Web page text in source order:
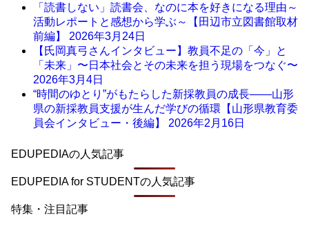
「読書しない」読書会、なのに本を好きになる理由～
活動レポートと感想から学ぶ～【田辺市立図書館取材
前編】 2026年3月24日
【氏岡真弓さんインタビュー】教員不足の「今」と
「未来」〜日本社会とその未来を担う現場をつなぐ〜
2026年3月4日
“時間のゆとり”がもたらした新採教員の成長――山形
県の新採教員支援が生んだ学びの循環【山形県教育委
員会インタビュー・後編】 2026年2月16日
EDUPEDIAの人気記事
EDUPEDIA for STUDENTの人気記事
特集・注目記事